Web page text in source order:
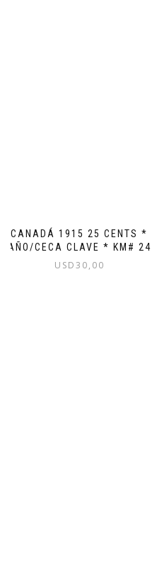
CANADÁ 1915 25 CENTS *
AÑO/CECA CLAVE * KM# 24
USD30,00